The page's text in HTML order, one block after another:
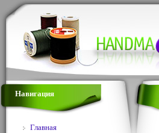
Навигация
Главная